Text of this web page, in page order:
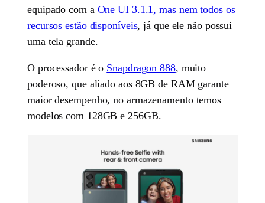
equipado com a One UI 3.1.1, mas nem todos os
recursos estão disponíveis, já que ele não possui
uma tela grande.
O processador é o Snapdragon 888, muito
poderoso, que aliado aos 8GB de RAM garante
maior desempenho, no armazenamento temos
modelos com 128GB e 256GB.